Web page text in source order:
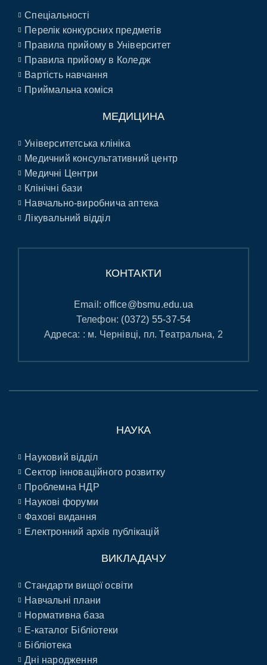
Спеціальності
Перелік конкурсних предметів
Правила прийому в Університет
Правила прийому в Коледж
Вартість навчання
Приймальна коміся
МЕДИЦИНА
Університетська клініка
Медичний консультативний центр
Медичні Центри
Клінічні бази
Навчально-виробнича аптека
Лікувальний відділ
КОНТАКТИ
Email:office@bsmu.edu.ua
Телефон: (0372) 55-37-54
Адреса: : м. Чернівці, пл. Театральна, 2
НАУКА
Науковий відділ
Сектор інноваційного розвитку
Проблемна НДР
Наукові форуми
Фахові видання
Електронний архів публікацій
ВИКЛАДАЧУ
Стандарти вищої освіти
Навчальні плани
Нормативна база
E-каталог Бібліотеки
Бібліотека
Дні народження